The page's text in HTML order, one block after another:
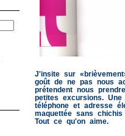
J'insite sur
goût de ne pas nous
prétendent nous
petites excursions. Une
téléphone et adresse
maquettée sans
Tout ce qu'on aime.